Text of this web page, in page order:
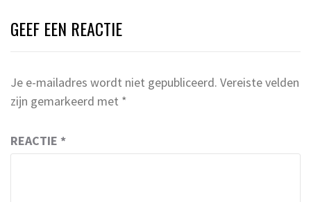
GEEF EEN REACTIE
Je e-mailadres wordt niet gepubliceerd. Vereiste velden
zijn gemarkeerd met *
REACTIE *